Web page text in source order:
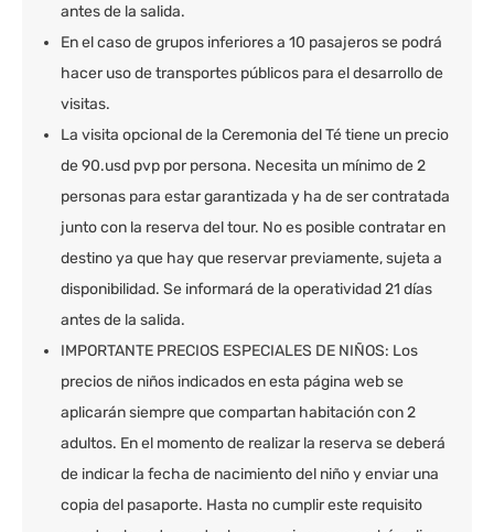
antes de la salida.
En el caso de grupos inferiores a 10 pasajeros se podrá
hacer uso de transportes públicos para el desarrollo de
visitas.
La visita opcional de la Ceremonia del Té tiene un precio
de 90.usd pvp por persona. Necesita un mínimo de 2
personas para estar garantizada y ha de ser contratada
junto con la reserva del tour. No es posible contratar en
destino ya que hay que reservar previamente, sujeta a
disponibilidad. Se informará de la operatividad 21 días
antes de la salida.
IMPORTANTE PRECIOS ESPECIALES DE NIÑOS: Los
precios de niños indicados en esta página web se
aplicarán siempre que compartan habitación con 2
adultos. En el momento de realizar la reserva se deberá
de indicar la fecha de nacimiento del niño y enviar una
copia del pasaporte. Hasta no cumplir este requisito